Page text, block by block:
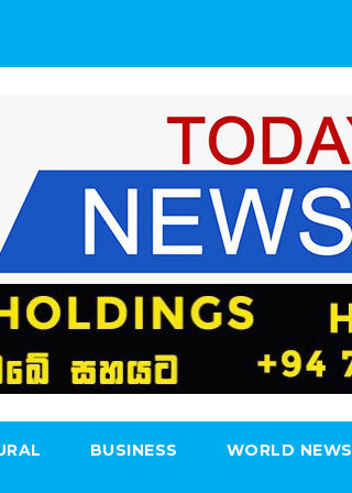
BUSINESS WORLD NEWS